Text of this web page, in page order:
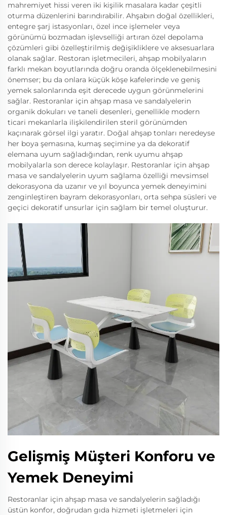
mahremiyet hissi veren iki kişilik masalara kadar çeşitli
oturma düzenlerini barındırabilir. Ahşabın doğal özellikleri,
entegre şarj istasyonları, özel ince işlemeler veya
görünümü bozmadan işlevselliği artıran özel depolama
çözümleri gibi özelleştirilmiş değişikliklere ve aksesuarlara
olanak sağlar. Restoran işletmecileri, ahşap mobilyaların
farklı mekan boyutlarında doğru oranda ölçeklenebilmesini
önemser; bu da onlara küçük köşe kafelerinde ve geniş
yemek salonlarında eşit derecede uygun görünmelerini
sağlar. Restoranlar için ahşap masa ve sandalyelerin
organik dokuları ve taneli desenleri, genellikle modern
ticari mekanlarla ilişkilendirilen steril görünümden
kaçınarak görsel ilgi yaratır. Doğal ahşap tonları neredeyse
her boya şemasına, kumaş seçimine ya da dekoratif
elemana uyum sağladığından, renk uyumu ahşap
mobilyalarla son derece kolaylaşır. Restoranlar için ahşap
masa ve sandalyelerin uyum sağlama özelliği mevsimsel
dekorasyona da uzanır ve yıl boyunca yemek deneyimini
zenginleştiren bayram dekorasyonları, orta sehpa süsleri ve
geçici dekoratif unsurlar için sağlam bir temel oluşturur.
Gelişmiş Müşteri Konforu ve
Yemek Deneyimi
Restoranlar için ahşap masa ve sandalyelerin sağladığı
üstün konfor, doğrudan gıda hizmeti işletmeleri için